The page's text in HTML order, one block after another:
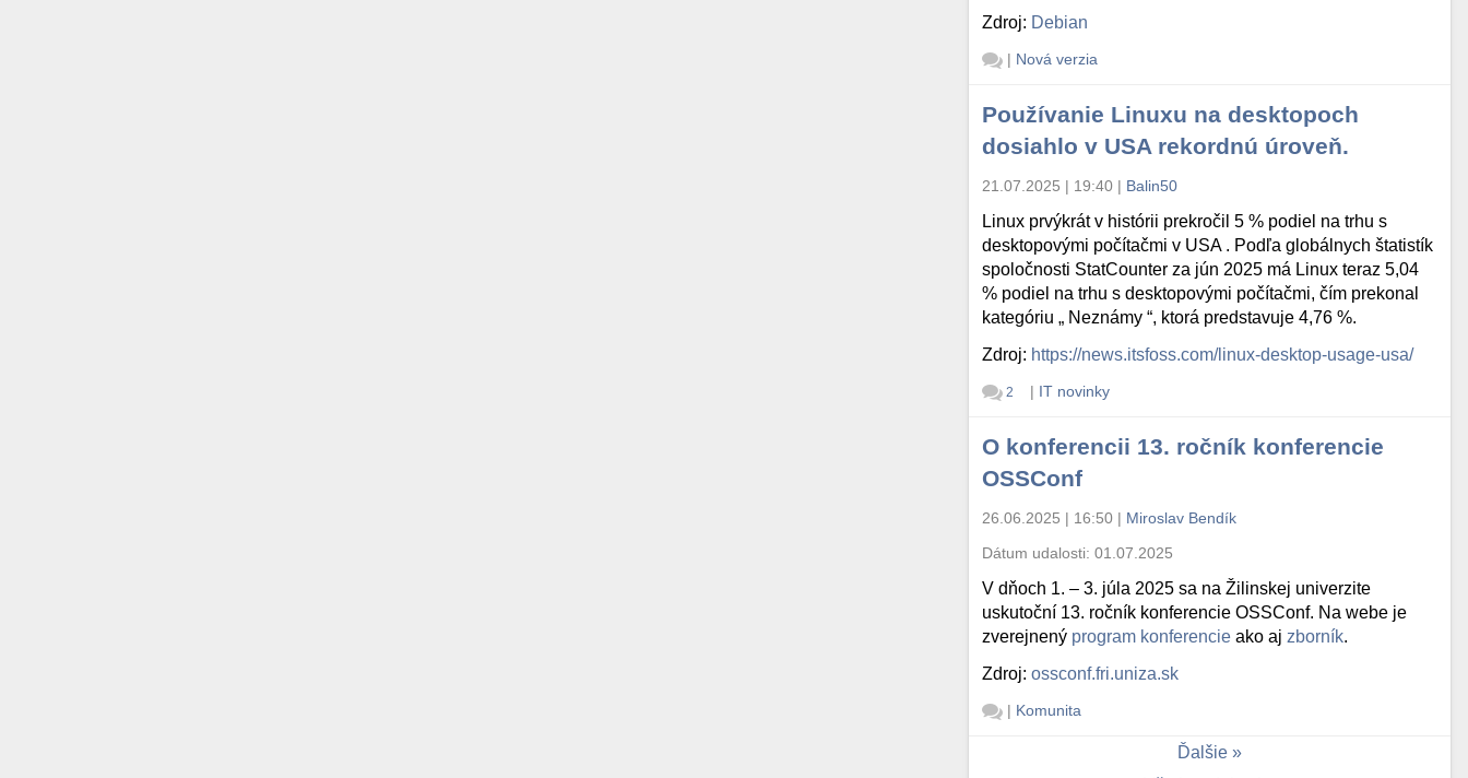
Zdroj: Debian
| Nová verzia
Používanie Linuxu na desktopoch
dosiahlo v USA rekordnú úroveň.
21.07.2025 | 19:40 | Balin50
Linux prvýkrát v histórii prekročil 5 % podiel na trhu s
desktopovými počítačmi v USA . Podľa globálnych štatistík
spoločnosti StatCounter za jún 2025 má Linux teraz 5,04
% podiel na trhu s desktopovými počítačmi, čím prekonal
kategóriu „ Neznámy “, ktorá predstavuje 4,76 %.
Zdroj: https://news.itsfoss.com/linux-desktop-usage-usa/
2 | IT novinky
O konferencii 13. ročník konferencie
OSSConf
26.06.2025 | 16:50 | Miroslav Bendík
Dátum udalosti:01.07.2025
V dňoch 1. – 3. júla 2025 sa na Žilinskej univerzite
uskutoční 13. ročník konferencie OSSConf. Na webe je
zverejnený program konferencie ako aj zborník.
Zdroj:ossconf.fri.uniza.sk
| Komunita
Ďalšie